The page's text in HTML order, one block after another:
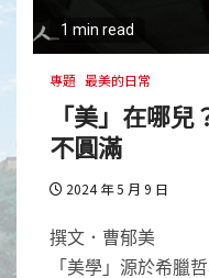
1 min read
專題 最美的日常
「美」在哪
不圓滿
2024 年 5 月 9 日
撰文．曹郁美
「美學」源於希臘